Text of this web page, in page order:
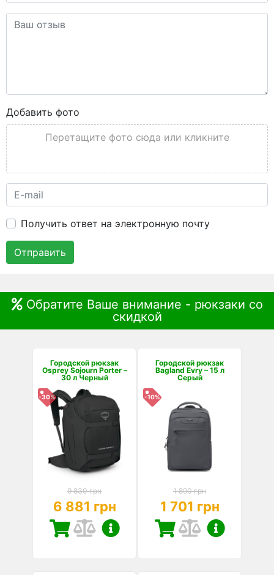
Добавить фото
Перетащите фото сюда или кликните
Получить ответ на электронную почту
Отправить
Обратите Ваше внимание - рюкзаки со
скидкой
Городской рюкзак
Osprey Sojourn Porter –
30 л Черный
-30%
9 830 грн
6 881 грн
Городской рюкзак
Bagland Evry – 15 л
Серый
-10%
1 890 грн
1 701 грн